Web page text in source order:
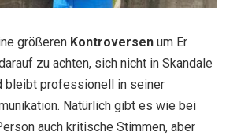
größeren Kontroversen um Er
zu achten, sich nicht in Skandale
bleibt professionell in seiner
Natürlich gibt es wie bei
auch kritische Stimmen, aber